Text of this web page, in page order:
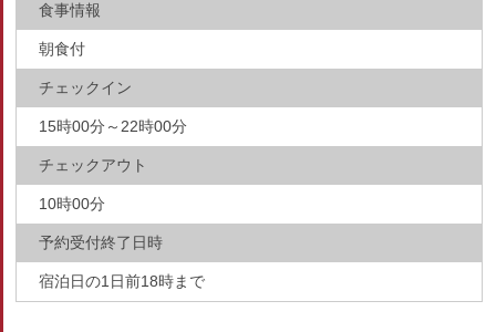
食事情報
朝食付
チェックイン
15時00分～22時00分
チェックアウト
10時00分
予約受付終了日時
宿泊日の1日前18時まで